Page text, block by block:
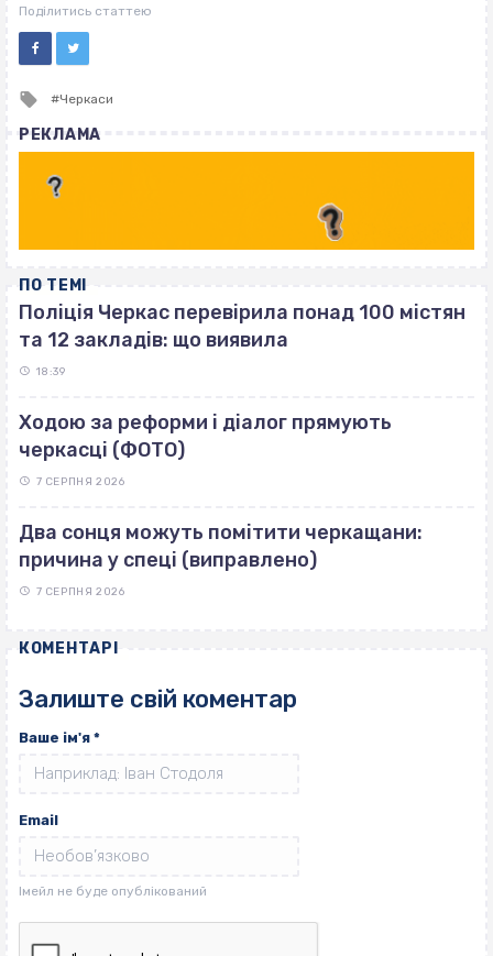
Поділитись статтею
Tagged
Черкаси
РЕКЛАМА
ПО ТЕМІ
Поліція Черкас перевірила понад 100 містян
та 12 закладів: що виявила
18:39
Ходою за реформи і діалог прямують
черкасці (ФОТО)
7 СЕРПНЯ 2026
Два сонця можуть помітити черкащани:
причина у спеці (виправлено)
7 СЕРПНЯ 2026
КОМЕНТАРІ
Залиште свій коментар
Ваше ім'я *
Email